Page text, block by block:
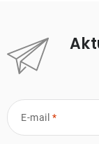
E-mail